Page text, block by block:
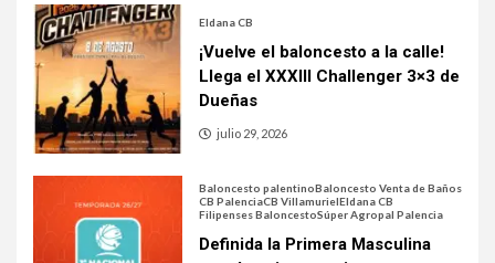
Eldana CB
¡Vuelve el baloncesto a la calle!
Llega el XXXIII Challenger 3×3 de
Dueñas
julio 29, 2026
Baloncesto palentinoBaloncesto Venta de Baños
CB PalenciaCB VillamurielEldana CB
Filipenses BaloncestoSúper Agropal Palencia
Definida la Primera Masculina